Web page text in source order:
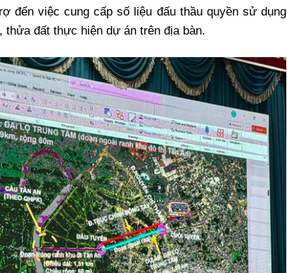
đến việc cung cấp số liệu đấu thầu quyền sử dụng
thửa đất thực hiện dự án trên địa bàn.